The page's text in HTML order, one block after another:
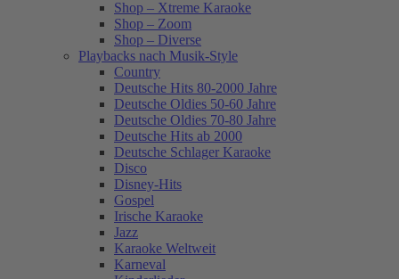
Shop – Xtreme Karaoke
Shop – Zoom
Shop – Diverse
Playbacks nach Musik-Style
Country
Deutsche Hits 80-2000 Jahre
Deutsche Oldies 50-60 Jahre
Deutsche Oldies 70-80 Jahre
Deutsche Hits ab 2000
Deutsche Schlager Karaoke
Disco
Disney-Hits
Gospel
Irische Karaoke
Jazz
Karaoke Weltweit
Karneval